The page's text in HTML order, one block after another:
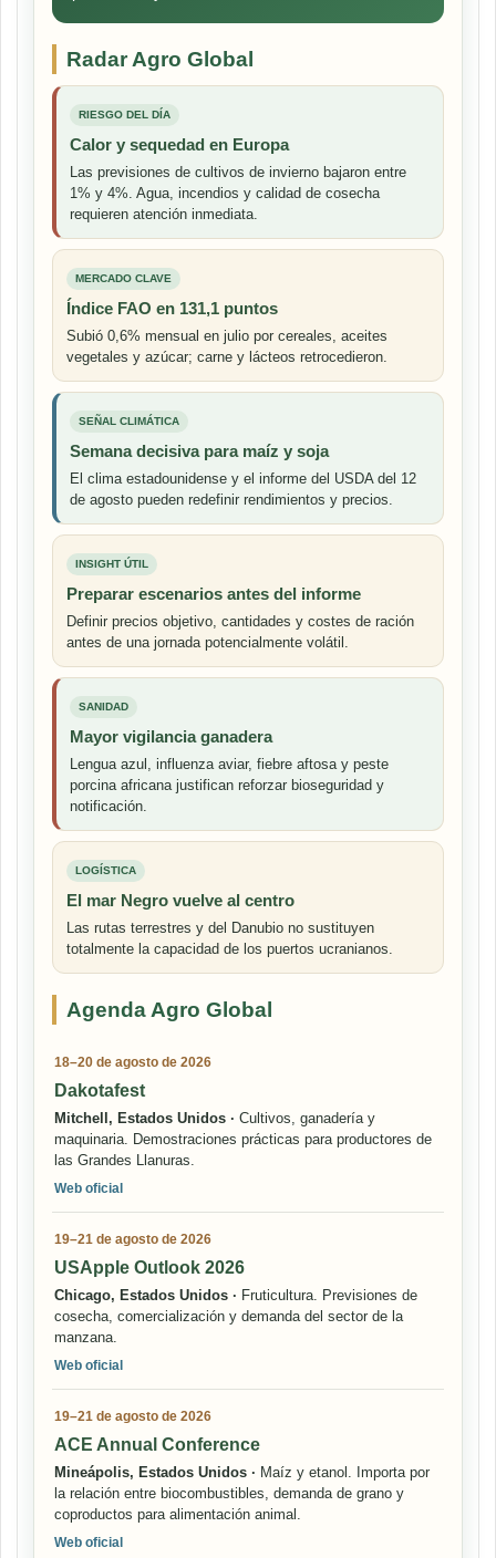
Radar Agro Global
RIESGO DEL DÍA
Calor y sequedad en Europa
Las previsiones de cultivos de invierno bajaron entre
1% y 4%. Agua, incendios y calidad de cosecha
requieren atención inmediata.
MERCADO CLAVE
Índice FAO en 131,1 puntos
Subió 0,6% mensual en julio por cereales, aceites
vegetales y azúcar; carne y lácteos retrocedieron.
SEÑAL CLIMÁTICA
Semana decisiva para maíz y soja
El clima estadounidense y el informe del USDA del 12
de agosto pueden redefinir rendimientos y precios.
INSIGHT ÚTIL
Preparar escenarios antes del informe
Definir precios objetivo, cantidades y costes de ración
antes de una jornada potencialmente volátil.
SANIDAD
Mayor vigilancia ganadera
Lengua azul, influenza aviar, fiebre aftosa y peste
porcina africana justifican reforzar bioseguridad y
notificación.
LOGÍSTICA
El mar Negro vuelve al centro
Las rutas terrestres y del Danubio no sustituyen
totalmente la capacidad de los puertos ucranianos.
Agenda Agro Global
18–20 de agosto de 2026
Dakotafest
Mitchell, Estados Unidos · Cultivos, ganadería y
maquinaria. Demostraciones prácticas para productores de
las Grandes Llanuras.
Web oficial
19–21 de agosto de 2026
USApple Outlook 2026
Chicago, Estados Unidos · Fruticultura. Previsiones de
cosecha, comercialización y demanda del sector de la
manzana.
Web oficial
19–21 de agosto de 2026
ACE Annual Conference
Mineápolis, Estados Unidos · Maíz y etanol. Importa por
la relación entre biocombustibles, demanda de grano y
coproductos para alimentación animal.
Web oficial